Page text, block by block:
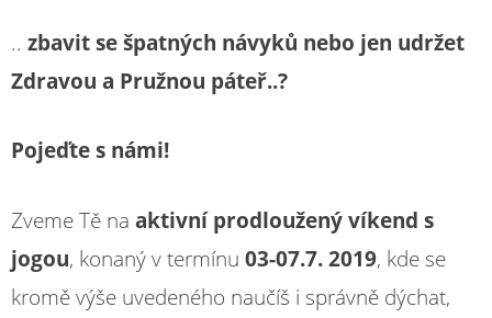
.. zbavit se špatných návyků nebo jen udržet
Zdravou a Pružnou páteř..?
Pojeďte s námi!
Zveme Tě na aktivní prodloužený víkend s
jogou, konaný v termínu 03-07.7. 2019, kde se
kromě výše uvedeného naučíš i správně dýchat,